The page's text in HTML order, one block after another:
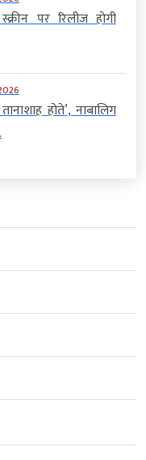
पर रिलीज होगी
होते’, नाबालिग